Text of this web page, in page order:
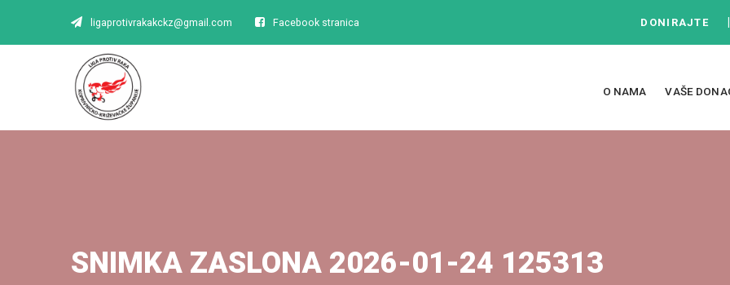
ligaprotivrakakckz@gmail.com Facebook stranica DONIRAJTE
O NAMA VAŠE
SNIMKA ZASLONA 2026-01-24 125313